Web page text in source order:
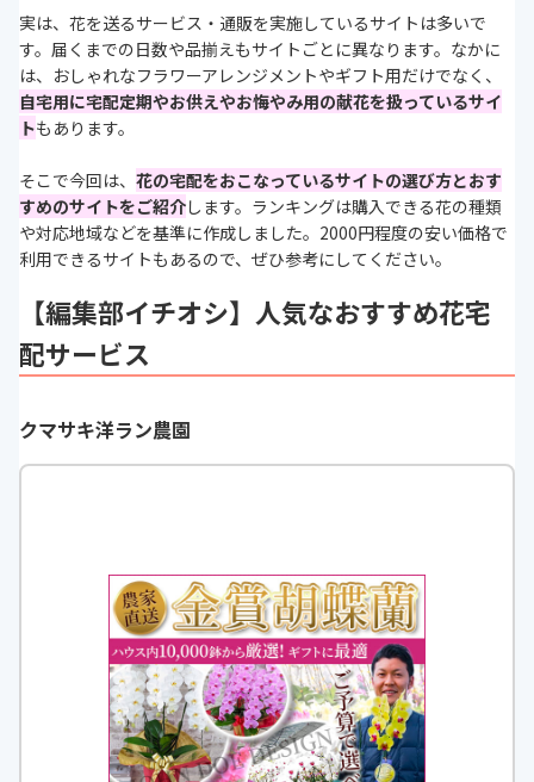
実は、花を送るサービス・通販を実施しているサイトは多いで
す。届くまでの日数や品揃えもサイトごとに異なります。なかに
は、おしゃれなフラワーアレンジメントやギフト用だけでなく、
自宅用に宅配定期やお供えやお悔やみ用の献花を扱っているサイ
トもあります。
そこで今回は、 花の宅配をおこなっているサイトの選び方とおす
すめのサイトをご紹介します。ランキングは購入できる花の種類
や対応地域などを基準に作成しました。2000円程度の安い価格で
利用できるサイトもあるので、ぜひ参考にしてください。
【編集部イチオシ】人気なおすすめ花宅
配サービス
クマサキ洋ラン農園